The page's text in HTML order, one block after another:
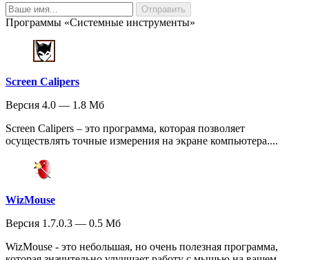
Программы «Системные инструменты»
Screen Calipers
Версия 4.0 — 1.8 Мб
Screen Calipers – это программа, которая позволяет
осуществлять точные измерения на экране компьютера....
WizMouse
Версия 1.7.0.3 — 0.5 Мб
WizMouse - это небольшая, но очень полезная программа,